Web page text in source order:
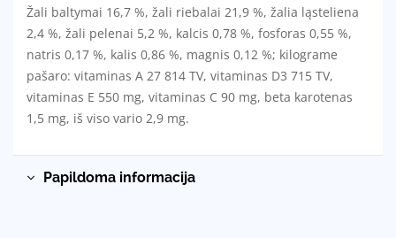
Žali baltymai 16,7 %, žali riebalai 21,9 %, žalia ląsteliena
2,4 %, žali pelenai 5,2 %, kalcis 0,78 %, fosforas 0,55 %,
natris 0,17 %, kalis 0,86 %, magnis 0,12 %; kilograme
pašaro: vitaminas A 27 814 TV, vitaminas D3 715 TV,
vitaminas E 550 mg, vitaminas C 90 mg, beta karotenas
1,5 mg, iš viso vario 2,9 mg.
Papildoma informacija